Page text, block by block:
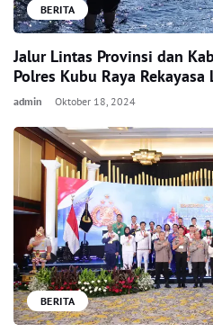
BERITA
Jalur Lintas Provinsi dan
Polres Kubu Raya Rekayasa
admin Oktober 18, 2024
BERITA